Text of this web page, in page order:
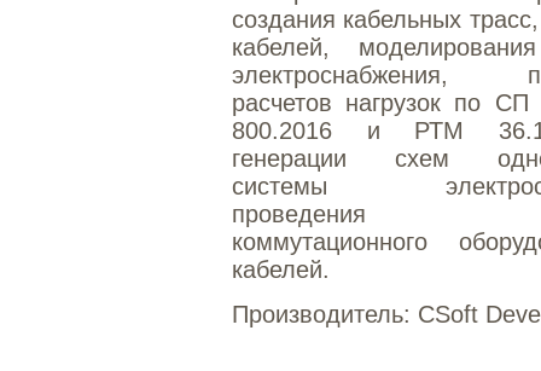
создания кабельных
кабелей,
электроснабжения,
расчетов нагрузок по
800.2016 и РТМ
генерации схем
системы
проведения
коммутационного
кабелей.
Производитель: CSoft